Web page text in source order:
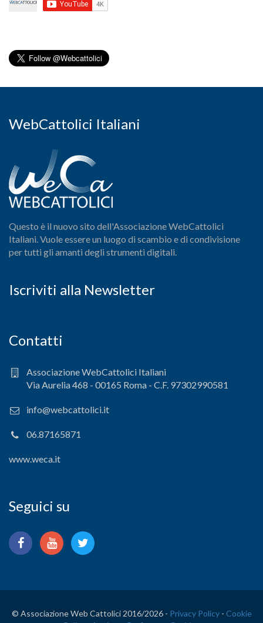
WebCattolici Italiani
Questo è il nuovo sito dell'Associazione WebCattolici
Italiani. Vuole essere un luogo di scambio e di condivisione
per tutti gli amanti degli strumenti digitali.
Iscriviti alla Newsletter
Contatti
Associazione WebCattolici Italiani
Via Aurelia 468 - 00165 Roma - C.F. 97302990581
info@webcattolici.it
06.87165871
www.weca.it
Seguici su
© Associazione Web Cattolici 2016/2026 - Privacy Policy- Cookie